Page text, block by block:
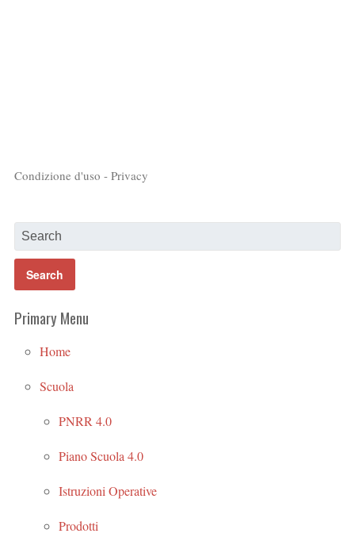
Condizione d'uso - Privacy
Primary Menu
Home
Scuola
PNRR 4.0
Piano Scuola 4.0
Istruzioni Operative
Prodotti